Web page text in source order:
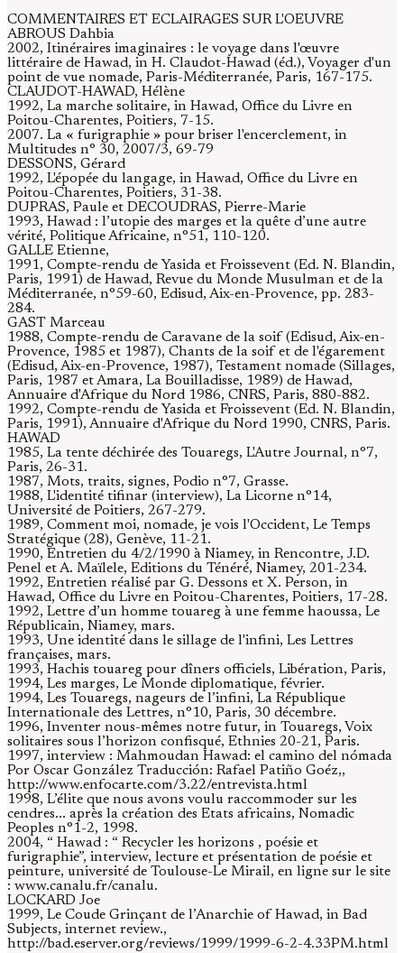
COMMENTAIRES ET ECLAIRAGES SUR L'OEUVRE
ABROUS Dahbia
2002, Itinéraires imaginaires : le voyage dans l'œuvre
littéraire de Hawad, in H. Claudot-Hawad (éd.), Voyager d'un
point de vue nomade, Paris-Méditerranée, Paris, 167-175.
CLAUDOT-HAWAD, Hélène
1992, La marche solitaire, in Hawad, Office du Livre en
Poitou-Charentes, Poitiers, 7-15.
2007. La « furigraphie » pour briser l'encerclement, in
Multitudes n° 30, 2007/3, 69-79
DESSONS, Gérard
1992, L'épopée du langage, in Hawad, Office du Livre en
Poitou-Charentes, Poitiers, 31-38.
DUPRAS, Paule et DECOUDRAS, Pierre-Marie
1993, Hawad : l’utopie des marges et la quête d’une autre
vérité, Politique Africaine, n°51, 110-120.
GALLE Etienne,
1991, Compte-rendu de Yasida et Froissevent (Ed. N. Blandin,
Paris, 1991) de Hawad, Revue du Monde Musulman et de la
Méditerranée, n°59-60, Edisud, Aix-en-Provence, pp. 283-
284.
GAST Marceau
1988, Compte-rendu de Caravane de la soif (Edisud, Aix-en-
Provence, 1985 et 1987), Chants de la soif et de l'égarement
(Edisud, Aix-en-Provence, 1987), Testament nomade (Sillages,
Paris, 1987 et Amara, La Bouilladisse, 1989) de Hawad,
Annuaire d'Afrique du Nord 1986, CNRS, Paris, 880-882.
1992, Compte-rendu de Yasida et Froissevent (Ed. N. Blandin,
Paris, 1991), Annuaire d'Afrique du Nord 1990, CNRS, Paris.
HAWAD
1985, La tente déchirée des Touaregs, L'Autre Journal, n°7,
Paris, 26-31.
1987, Mots, traits, signes, Podio n°7, Grasse.
1988, L'identité tifinar (interview), La Licorne n°14,
Université de Poitiers, 267-279.
1989, Comment moi, nomade, je vois l'Occident, Le Temps
Stratégique (28), Genève, 11-21.
1990, Entretien du 4/2/1990 à Niamey, in Rencontre, J.D.
Penel et A. Maïlele, Editions du Ténéré, Niamey, 201-234.
1992, Entretien réalisé par G. Dessons et X. Person, in
Hawad, Office du Livre en Poitou-Charentes, Poitiers, 17-28.
1992, Lettre d’un homme touareg à une femme haoussa, Le
Républicain, Niamey, mars.
1993, Une identité dans le sillage de l'infini, Les Lettres
françaises, mars.
1993, Hachis touareg pour dîners officiels, Libération, Paris,
1994, Les marges, Le Monde diplomatique, février.
1994, Les Touaregs, nageurs de l’infini, La République
Internationale des Lettres, n°10, Paris, 30 décembre.
1996, Inventer nous-mêmes notre futur, in Touaregs, Voix
solitaires sous l’horizon confisqué, Ethnies 20-21, Paris.
1997, interview : Mahmoudan Hawad: el camino del nómada
Por Oscar González Traducción: Rafael Patiño Goéz,,
http://www.enfocarte.com/3.22/entrevista.html
1998, L’élite que nous avons voulu raccommoder sur les
cendres... après la création des Etats africains, Nomadic
Peoples n°1-2, 1998.
2004, “ Hawad : “ Recycler les horizons , poésie et
furigraphie”, interview, lecture et présentation de poésie et
peinture, université de Toulouse-Le Mirail, en ligne sur le site
: www.canalu.fr/canalu.
LOCKARD Joe
1999, Le Coude Grinçant de l’Anarchie of Hawad, in Bad
Subjects, internet review.,
http://bad.eserver.org/reviews/1999/1999-6-2-4.33PM.html